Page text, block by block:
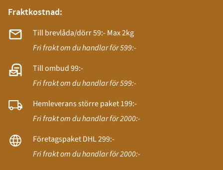
Fraktkostnad:
Till brevlåda/dörr 59:- Max 2kg
Fri frakt om du handlar för 599:-
Till ombud 99:-
Fri frakt om du handlar för 599:-
Hemleverans större paket 199:-
Fri frakt om du handlar för 2000:-
Företagspaket DHL 299:-
Fri frakt om du handlar för 2000:-